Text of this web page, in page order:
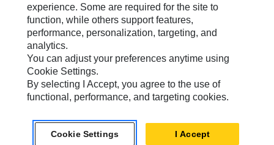
Mijn Marketingvoorkeuren
Site Map
Cookie Settings
Legal
Privacy
Europe-Dutch© 2026 Caterpillar. Alle rechten voorbehouden.
experience. Some are required for the site to
function, while others support features,
performance, personalization, targeting, and
analytics.
You can adjust your preferences anytime using
Cookie Settings.
By selecting I Accept, you agree to the use of
functional, performance, and targeting cookies.
Cookie Settings I Accept